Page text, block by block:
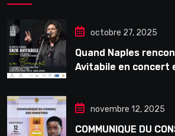
octobre 27, 2025
Quand Naples
Avitabile en concert
novembre 12, 2025
COMMUNIQUE DU